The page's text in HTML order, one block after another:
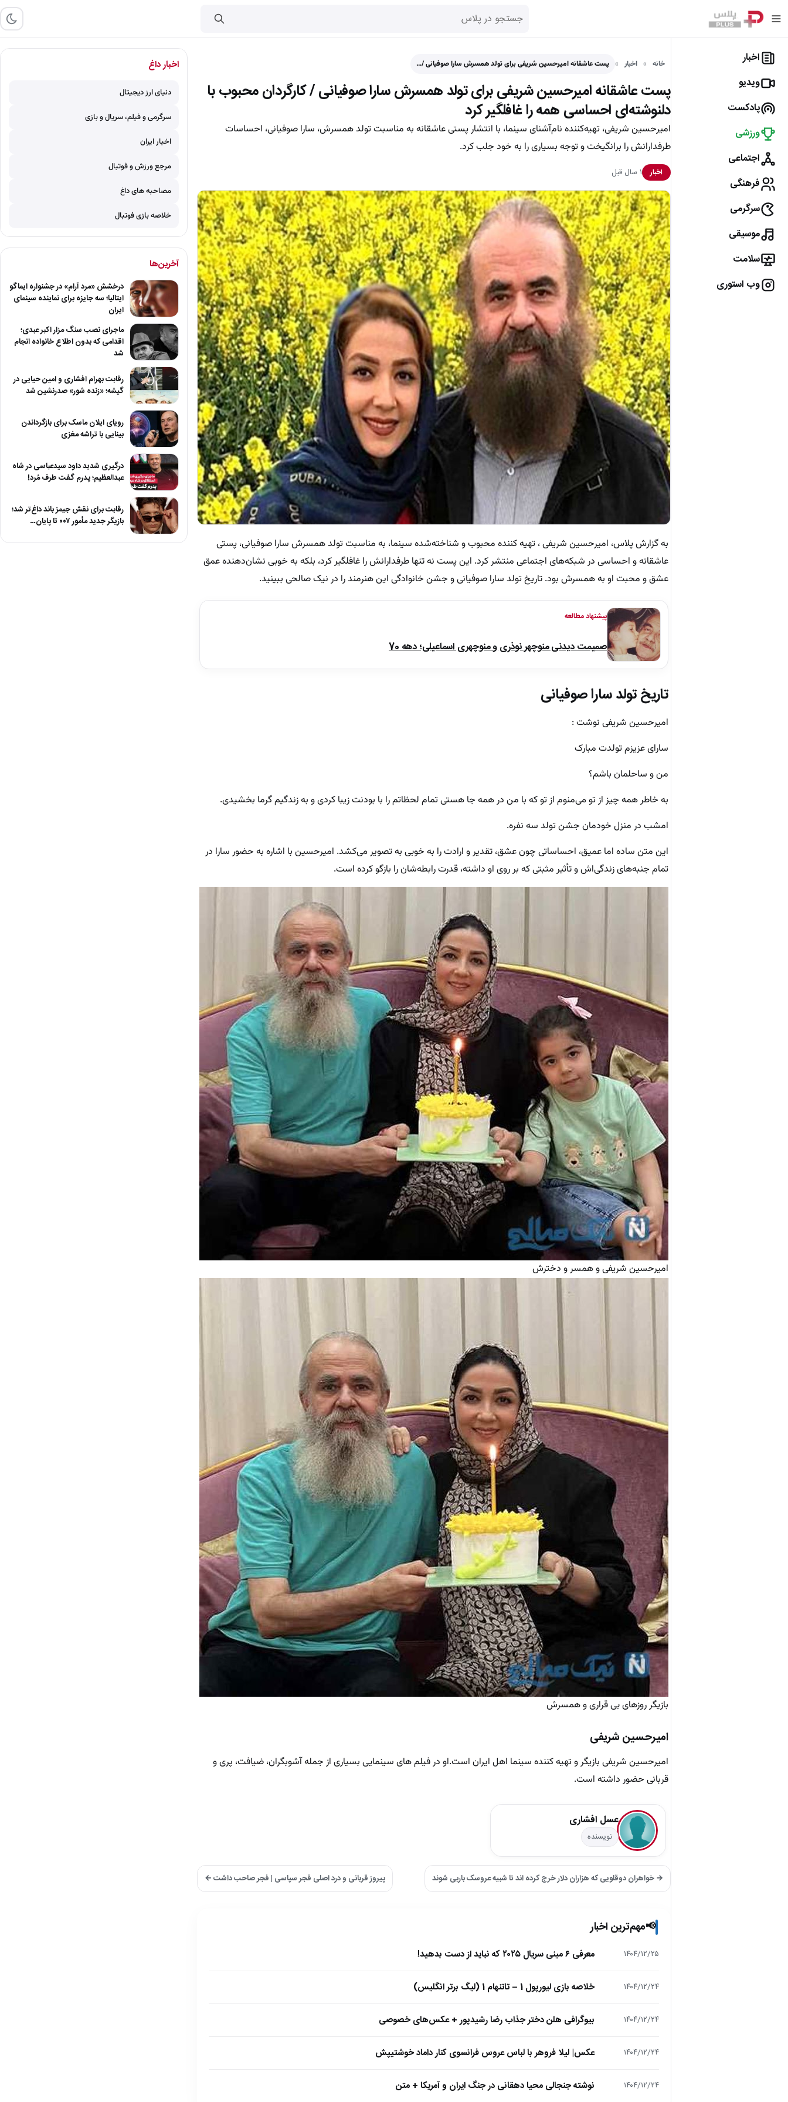
اخبار
ویدیو
پادکست
ورزشی
اجتماعی
فرهنگی
سرگرمی
موسیقی
سلامت
وب استوری
خانه اخبار پست عاشقانه امیرحسین شریفی برای تولد همسرش سارا صوفیانی /…
پست عاشقانه امیرحسین شریفی برای تولد همسرش سارا صوفیانی / کارگردان محبوب با
دلنوشته‌ای احساسی همه را غافلگیر کرد
امیرحسین شریفی، تهیه‌کننده نام‌آشنای سینما، با انتشار پستی عاشقانه به مناسبت تولد همسرش، سارا صوفیانی، احساسات
طرفدارانش را برانگیخت و توجه بسیاری را به خود جلب کرد.
اخبار ۱ سال قبل
به گزارش پلاس، امیرحسین شریفی ، تهیه کننده محبوب و شناخته‌شده سینما، به مناسبت تولد همسرش سارا صوفیانی، پستی
عاشقانه و احساسی در شبکه‌های اجتماعی منتشر کرد. این پست نه تنها طرفدارانش را غافلگیر کرد، بلکه به خوبی نشان‌دهنده عمق
عشق و محبت او به همسرش بود. تاریخ تولد سارا صوفیانی و جشن خانوادگی این هنرمند را در نیک صالحی ببینید.
پیشنهاد مطالعه
صمیمت دیدنی منوچهر نوذری و منوچهری اسماعیلی؛ دهه 70
تاریخ تولد سارا صوفیانی
امیرحسین شریفی نوشت :
سارای عزیزم تولدت مبارک
من و ساحلمان باشم؟
به خاطر همه چیز از تو می‌منوم از تو که با من در همه جا هستی تمام لحظاتم را با بودنت زیبا کردی و به زندگیم گرما بخشیدی.
امشب در منزل خودمان جشن تولد سه نفره.
این متن ساده اما عمیق، احساساتی چون عشق، تقدیر و ارادت را به خوبی به تصویر می‌کشد. امیرحسین با اشاره به حضور سارا در
تمام جنبه‌های زندگی‌اش و تأثیر مثبتی که بر روی او داشته، قدرت رابطه‌شان را بازگو کرده است.
امیرحسین شریفی و همسر و دخترش
بازیگر روزهای بی قراری و همسرش
امیرحسین شریفی
امیرحسین شریفی بازیگر و تهیه کننده سینما اهل ایران است.او در فیلم های سینمایی بسیاری از جمله آشوبگران، ضیافت، پری و
قربانی حضور داشته است.
عسل افشاری
نویسنده
→ خواهران دوقلویی که هزاران دلار خرج کرده اند تا شبیه عروسک باربی شوند پیروز قربانی و درد اصلی فجر سپاسی | فجر صاحب داشت ←
📢مهم‌ترین اخبار
۱۴۰۴/۱۲/۲۵ معرفی ۶ مینی سریال ۲۰۲۵ که نباید از دست بدهید!
۱۴۰۴/۱۲/۲۴ خلاصه بازی لیورپول 1 – تاتنهام 1 (لیگ برتر انگلیس)
۱۴۰۴/۱۲/۲۴ بیوگرافی هلن دختر جذاب رضا رشیدپور + عکس‌های خصوصی
۱۴۰۴/۱۲/۲۴ عکس| لیلا فروهر با لباس عروس فرانسوی کنار داماد خوشتیپش
۱۴۰۴/۱۲/۲۴ نوشته جنجالی محیا دهقانی در جنگ ایران و آمریکا + متن
اخبار داغ
دنیای ارز دیجیتال
سرگرمی و فیلم، سریال و بازی
اخبار ایران
مرجع ورزش و فوتبال
مصاحبه های داغ
خلاصه بازی فوتبال
آخرین‌ها
درخشش «مرد آرام» در جشنواره ایماگو
ایتالیا؛ سه جایزه برای نماینده سینمای
ایران
ماجرای نصب سنگ مزار اکبر عبدی؛
اقدامی که بدون اطلاع خانواده انجام
شد
رقابت بهرام افشاری و امین حیایی در
گیشه؛ «زنده شور» صدرنشین شد
رویای ایلان ماسک برای بازگرداندن
بینایی با تراشه مغزی
درگیری شدید داود سیدعباسی در شاه
عبدالعظیم؛ پدرم گفت طرف مُرد!
رقابت برای نقش جیمز باند داغ‌تر شد؛
بازیگر جدید مأمور ۰۰۷ تا پایان…